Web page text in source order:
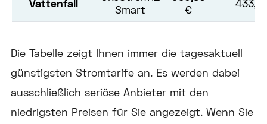
Vattenfall
Smart
€
Die Tabelle zeigt Ihnen immer die tagesaktuell
günstigsten Stromtarife an. Es werden dabei
ausschließlich seriöse Anbieter mit den
niedrigsten Preisen für Sie angezeigt. Wenn Sie